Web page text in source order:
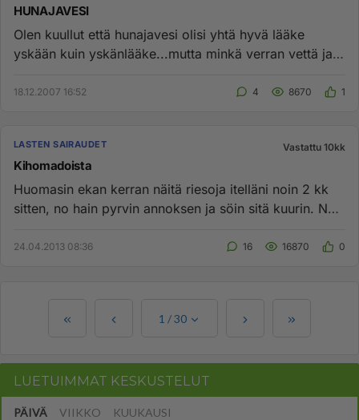
HUNAJAVESI
Olen kuullut että hunajavesi olisi yhtä hyvä lääke
yskään kuin yskänlääke...mutta minkä verran vettä ja
18.12.2007 16:52 4 8670 1
LASTEN SAIRAUDET Vastattu 10kk
Kihomadoista
Huomasin ekan kerran näitä riesoja itelläni noin 2 kk
sitten, no hain pyrvin annoksen ja söin sitä kuurin. No
24.04.2013 08:36 16 16870 0
1 /30
LUETUIMMAT KESKUSTELUT
PÄIVÄ VIIKKO KUUKAUSI